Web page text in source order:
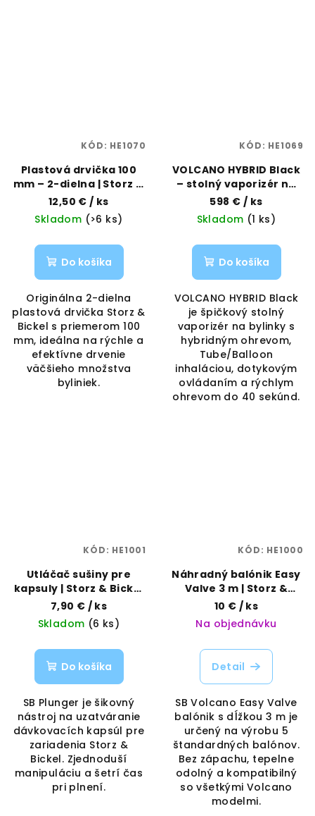
Plastová drvička 100
mm – 2-dielna | Storz &
Bickel | Vaporama
12,50 € / ks
Skladom (>6 ks)
Do košíka
Originálna 2-dielna
plastová drvička Storz &
Bickel s priemerom 100
mm, ideálna na rýchle a
efektívne drvenie
väčšieho množstva
byliniek.
KÓD: HE1070
VOLCANO HYBRID Black
– stolný vaporizér na
bylinky | Storz & Bickel |
Vaporama
598 € / ks
Skladom (1 ks)
Do košíka
VOLCANO HYBRID Black
je špičkový stolný
vaporizér na bylinky s
hybridným ohrevom,
Tube/Balloon
inhaláciou, dotykovým
ovládaním a rýchlym
ohrevom do 40 sekúnd.
KÓD: HE1069
Utláčač sušiny pre
kapsuly | Storz & Bickel
| Vaporama
7,90 € / ks
Skladom (6 ks)
Do košíka
SB Plunger je šikovný
nástroj na uzatváranie
dávkovacích kapsúl pre
zariadenia Storz &
Bickel. Zjednoduší
manipuláciu a šetrí čas
pri plnení.
KÓD: HE1001
Náhradný balónik Easy
Valve 3 m | Storz &
Bickel | Vaporama
10 € / ks
Na objednávku
Detail
SB Volcano Easy Valve
balónik s dĺžkou 3 m je
určený na výrobu 5
štandardných balónov.
Bez zápachu, tepelne
odolný a kompatibilný
so všetkými Volcano
modelmi.
KÓD: HE1000